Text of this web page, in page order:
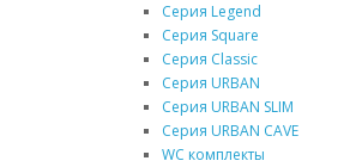
Серия Legend
Серия Square
Серия Classic
Серия URBAN
Серия URBAN SLIM
Серия URBAN CAVE
WC комплекты